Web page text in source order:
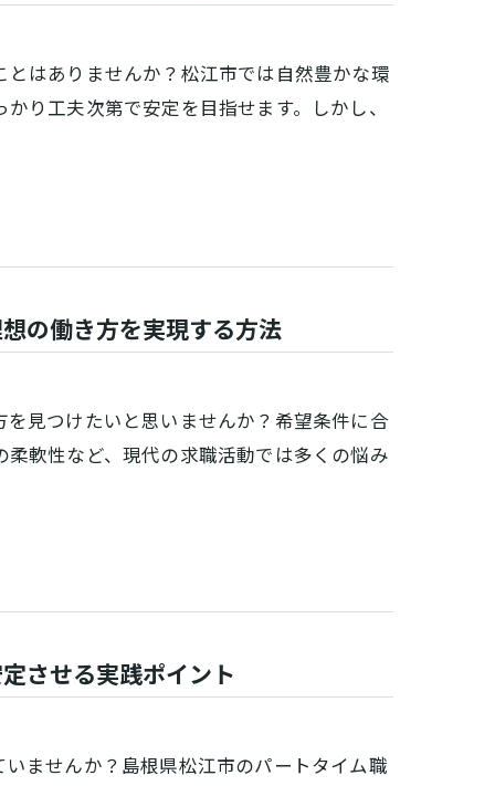
はありませんか？松江市では自然豊かな環
り工夫次第で安定を目指せます。しかし、
の働き方を実現する方法
見つけたいと思いませんか？希望条件に合
軟性など、現代の求職活動では多くの悩み
させる実践ポイント
ませんか？島根県松江市のパートタイム職